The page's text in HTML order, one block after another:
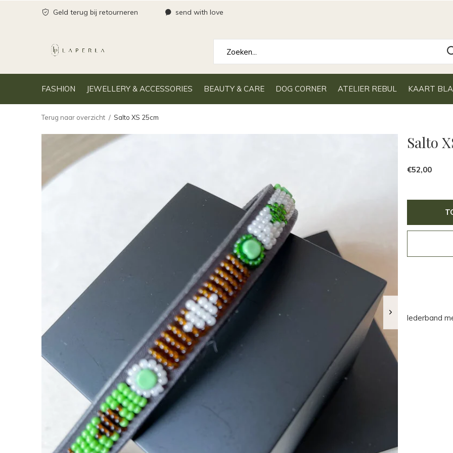
FASHION JEWELLERY & ACCESSORIES BEAUTY & CARE DOG CORNER ATELIER REBUL KAART
Geld terug bij retourneren send with love
Terug naar overzicht Salto XS 25cm
Salto
€52,00
lederband